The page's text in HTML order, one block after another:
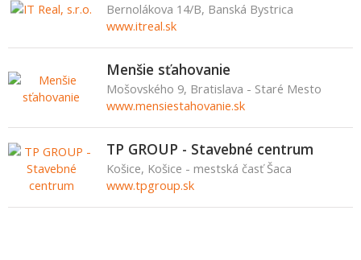
Bernolákova 14/B, Banská Bystrica
www.itreal.sk
Menšie sťahovanie
Mošovského 9, Bratislava - Staré Mesto
www.mensiestahovanie.sk
TP GROUP - Stavebné centrum
Košice, Košice - mestská časť Šaca
www.tpgroup.sk